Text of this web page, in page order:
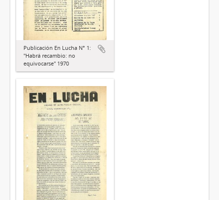
Publicación En Lucha N° 1:
"Habrá recambio: no
equivocarse" 1970